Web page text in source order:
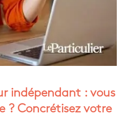
indépendant : vous
? Concrétisez votre